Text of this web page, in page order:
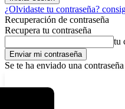
¿Olvidaste tu contraseña?
Recuperación de contraseña
Recupera tu contraseña
tu
Se te ha enviado una